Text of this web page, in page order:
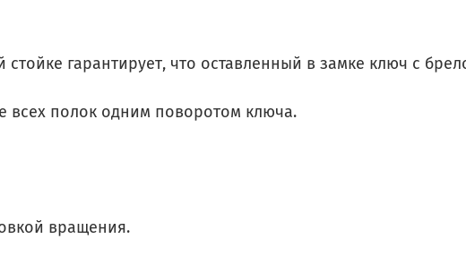
гарантирует, что оставленный в замке ключ с
всех полок одним поворотом ключа.
вращения.